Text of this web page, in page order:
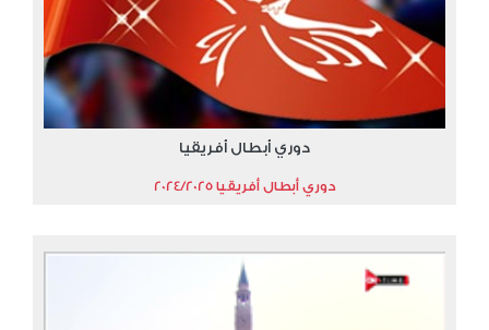
دوري أبطال أفريقيا
دوري أبطال أفريقيا 2024/2025